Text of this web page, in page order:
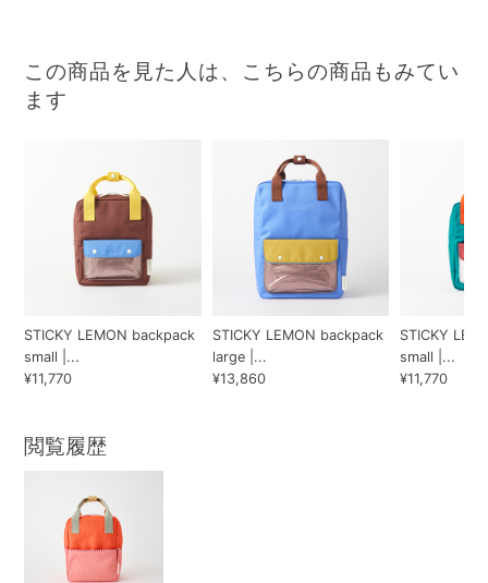
この商品を見た人は、こちらの商品もみてい
ます
STICKY LEMON backpack
small |...
¥11,770
STICKY LEMON backpack
large |...
¥13,860
STICKY
small |...
¥11,770
閲覧履歴